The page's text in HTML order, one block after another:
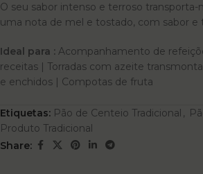
O seu sabor intenso e terroso transporta-
uma nota de mel e tostado, com sabor e
Ideal para : Acompanhamento de
receitas | Torradas com azeite
e enchidos | Compotas de fruta
Etiquetas: Pão de Centeio Tradicional ,
Produto Tradicional
Share: